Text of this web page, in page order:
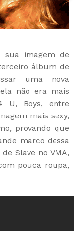
sua imagem de
álbum de
uma nova
não era mais
U, Boys, entre
mais sexy,
provando que
marco dessa
Slave no VMA,
pouca roupa,